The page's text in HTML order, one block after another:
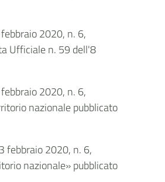
2020, n. 6,
Ufficiale n. 59 dell'8
2020, n. 6,
nazionale pubblicato
febbraio 2020, n. 6,
nazionale» pubblicato